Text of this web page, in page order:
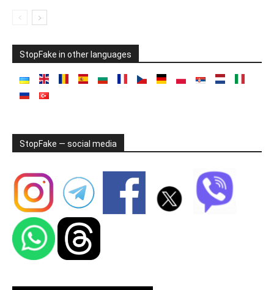
StopFake in other languages
StopFake — social media